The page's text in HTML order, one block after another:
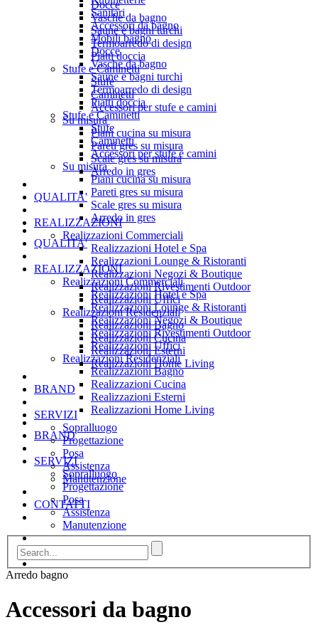
Sanitari
Accessori da bagno
Mobili bagno
Docce
Vasche da bagno
Saune e bagni turchi
Termoarredo di design
Piatti doccia
Stufe e Caminetti
Stufe
Caminetti
Accessori per stufe e camini
Su misura
Piani cucina su misura
Pareti gres su misura
Scale gres su misura
Arredo in gres
QUALITA'
REALIZZAZIONI
Realizzazioni Commerciali
Realizzazioni Hotel e Spa
Realizzazioni Lounge & Ristoranti
Realizzazioni Negozi & Boutique
Realizzazioni Rivestimenti Outdoor
Realizzazioni Uffici
Realizzazioni Residenziali
Realizzazioni Bagno
Realizzazioni Cucina
Realizzazioni Esterni
Realizzazioni Home Living
BRAND
SERVIZI
Sopralluogo
Progettazione
Posa
Assistenza
Manutenzione
CONTATTI
Docce
Vasche da bagno
Saune e bagni turchi
Termoarredo di design
Piatti doccia
Stufe e Caminetti
Stufe
Caminetti
Accessori per stufe e camini
Su misura
Piani cucina su misura
Pareti gres su misura
Scale gres su misura
Arredo in gres
QUALITA'
REALIZZAZIONI
Realizzazioni Commerciali
Realizzazioni Hotel e Spa
Realizzazioni Lounge & Ristoranti
Realizzazioni Negozi & Boutique
Realizzazioni Rivestimenti Outdoor
Realizzazioni Uffici
Realizzazioni Residenziali
Realizzazioni Bagno
Realizzazioni Cucina
Realizzazioni Esterni
Realizzazioni Home Living
BRAND
SERVIZI
Sopralluogo
Progettazione
Posa
Assistenza
Manutenzione
CONTATTI
Arredo bagno
Accessori da bagno